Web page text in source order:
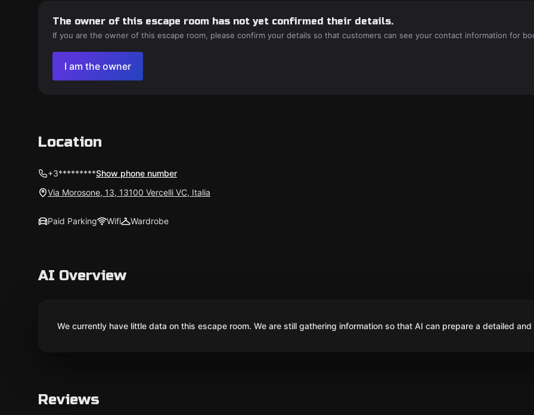
The owner of this escape room has not yet confirmed their details.
If you are the owner of this escape room, please confirm your details so that customers can see your contact information for
I am the owner
Location
+3*********Show phone number
Via Morosone, 13, 13100 Vercelli VC, Italia
Paid Parking Wifi Wardrobe
AI Overview
We currently have little data on this escape room. We are still gathering information so that AI can prepare a detailed
Reviews